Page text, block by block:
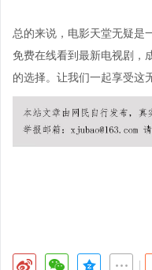
总的来说，电影天堂无疑是
免费在线看到最新电视剧，
的选择。让我们一起享受这